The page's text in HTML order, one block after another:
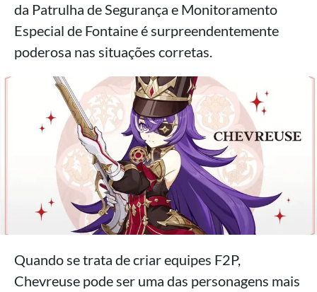
da Patrulha de Segurança e Monitoramento
Especial de Fontaine é surpreendentemente
poderosa nas situações corretas.
Quando se trata de criar equipes F2P,
Chevreuse pode ser uma das personagens mais